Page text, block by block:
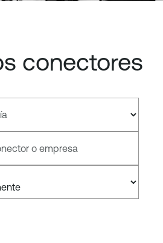
conectores
o empresa